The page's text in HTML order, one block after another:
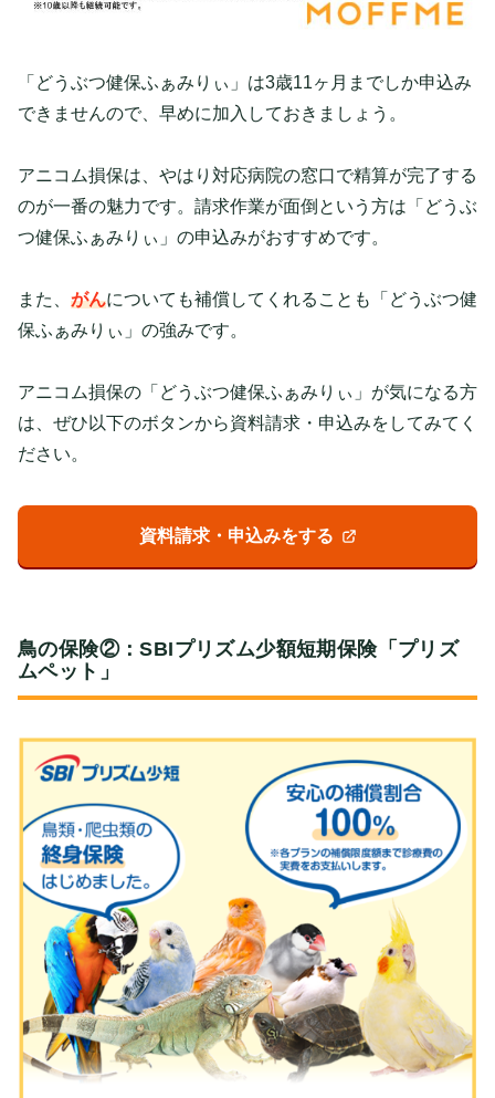
「どうぶつ健保ふぁみりぃ」は3歳11ヶ月までしか申込み
できませんので、早めに加入しておきましょう。
アニコム損保は、やはり対応病院の窓口で精算が完了する
のが一番の魅力です。請求作業が面倒という方は「どうぶ
つ健保ふぁみりぃ」の申込みがおすすめです。
また、 がんについても補償してくれることも「どうぶつ健
保ふぁみりぃ」の強みです。
アニコム損保の「どうぶつ健保ふぁみりぃ」が気になる方
は、ぜひ以下のボタンから資料請求・申込みをしてみてく
ださい。
資料請求・申込みをする
鳥の保険②：SBIプリズム少額短期保険「プリズ
ムペット」